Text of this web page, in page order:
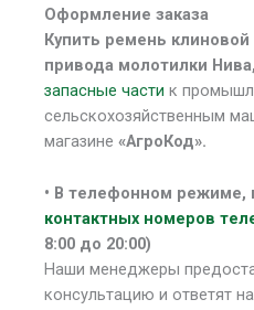
Оформление заказа
Купить ремень
привода молотилки
запасные части к
сельскохозяйственным
магазине «АгроКод».
• В телефонном режиме,
контактных номеров
8:00 до 20:00)
Наши менеджеры
консультацию и ответят